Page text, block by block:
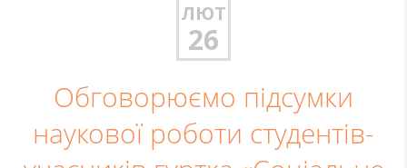
ЛЮТ
26
Обговорюємо підсумки
наукової роботи студентів-